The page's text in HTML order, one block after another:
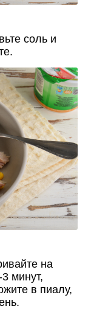
соль и
на
минут,
в пиалу,